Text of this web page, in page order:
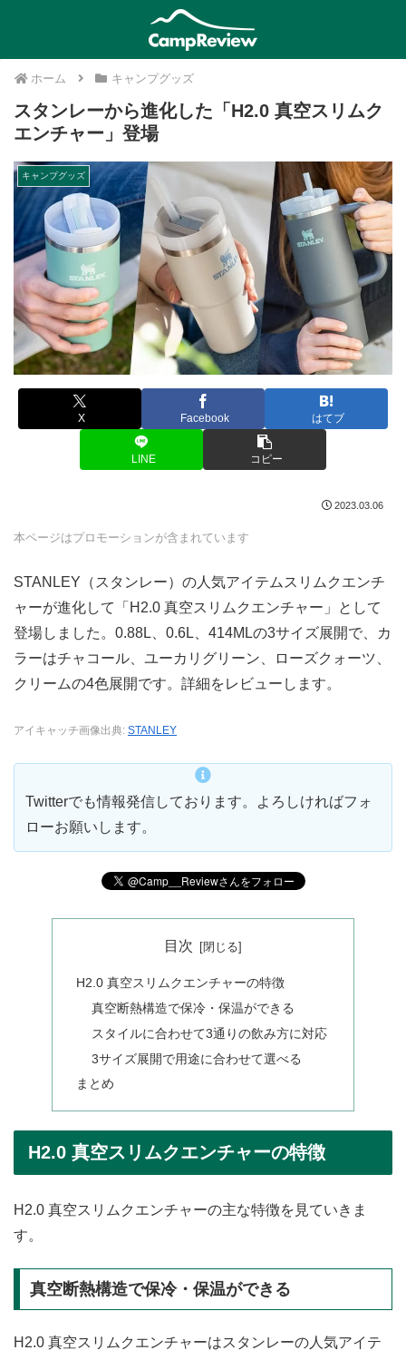
ホーム キャンプグッズ
スタンレーから進化した「H2.0 真空スリムク
エンチャー」登場
キャンプグッズ
X Facebook はてブ
LINE コピー
2023.03.06
本ページはプロモーションが含まれています
STANLEY（スタンレー）の人気アイテムスリムクエンチ
ャーが進化して「H2.0 真空スリムクエンチャー」として
登場しました。0.88L、0.6L、414MLの3サイズ展開で、カ
ラーはチャコール、ユーカリグリーン、ローズクォーツ、
クリームの4色展開です。詳細をレビューします。
アイキャッチ画像出典: STANLEY
Twitterでも情報発信しております。よろしければフォ
ローお願いします。
目次
H2.0 真空スリムクエンチャーの特徴
真空断熱構造で保冷・保温ができる
スタイルに合わせて3通りの飲み方に対応
3サイズ展開で用途に合わせて選べる
まとめ
H2.0 真空スリムクエンチャーの特徴
H2.0 真空スリムクエンチャーの主な特徴を見ていきま
す。
真空断熱構造で保冷・保温ができる
H2.0 真空スリムクエンチャーはスタンレーの人気アイテ